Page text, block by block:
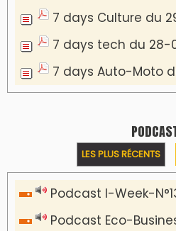
7 days Culture du
7 days tech du 28-
7 days Auto-Moto
LES PLUS RÉCENTS
Podcast I-Week-
Podcast Eco-